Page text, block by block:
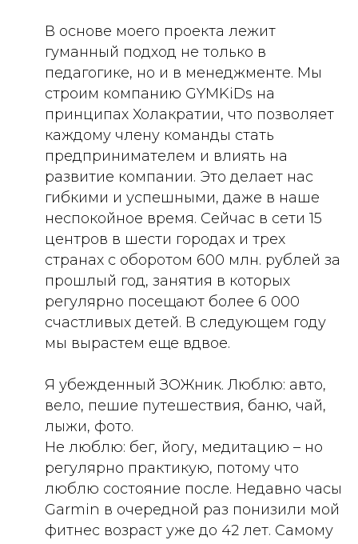
В основе моего проекта лежит
гуманный подход не только в
педагогике, но и в менеджменте. Мы
строим компанию GYMKiDs на
принципах Холакратии, что позволяет
каждому члену команды стать
предпринимателем и влиять на
развитие компании. Это делает нас
гибкими и успешными, даже в наше
неспокойное время. Сейчас в сети 15
центров в шести городах и трех
странах с оборотом 600 млн. рублей за
прошлый год, занятия в которых
регулярно посещают более 6 000
счастливых детей. В следующем году
мы вырастем еще вдвое.
Я убежденный ЗОЖник. Люблю: авто,
вело, пешие путешествия, баню, чай,
лыжи, фото.
Не люблю: бег, йогу, медитацию – но
регулярно практикую, потому что
люблю состояние после. Недавно часы
Garmin в очередной раз понизили мой
фитнес возраст уже до 42 лет. Самому